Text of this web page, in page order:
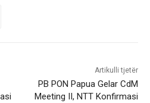
Artikulli tjetër
PB PON Papua Gelar CdM
Meeting II, NTT Konfirmasi